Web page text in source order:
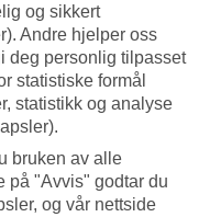
Alle som jobber på
viktige detaljer. Det
service og et ekstra smil.
som er en fest for
og sikkert
Andre hjelper oss
deg personlig tilpasset
statistiske formål
statistikk og analyse
bruken av alle
på "Avvis" godtar du
og vår nettside